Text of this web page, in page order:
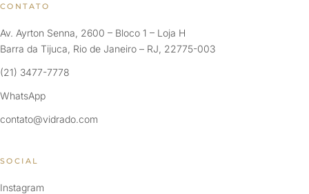
CONTATO
Av. Ayrton Senna, 2600 – Bloco 1 – Loja H
Barra da Tijuca, Rio de Janeiro – RJ, 22775-003
(21) 3477-7778
WhatsApp
contato@vidrado.com
SOCIAL
Instagram